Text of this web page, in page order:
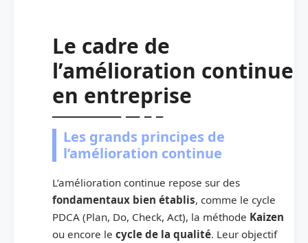
Le cadre de
l’amélioration continue
en entreprise
Les grands principes de
l’amélioration continue
L’amélioration continue repose sur des
fondamentaux bien établis, comme le cycle
PDCA (Plan, Do, Check, Act), la méthode Kaizen
ou encore le cycle de la qualité. Leur objectif